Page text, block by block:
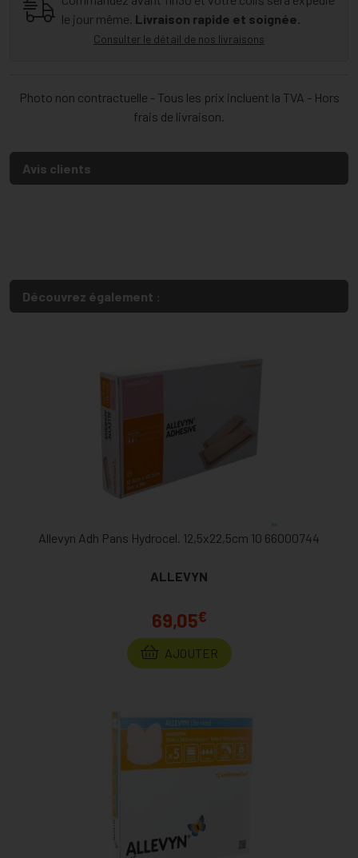
le jour même. Livraison rapide et soignée.
Consulter le détail de nos livraisons
Photo non contractuelle - Tous les prix incluent la TVA - Hors
frais de livraison.
Avis clients
Découvrez également :
Allevyn Adh Pans Hydrocel. 12,5x22,5cm 10 66000744
ALLEVYN
69,05€
AJOUTER